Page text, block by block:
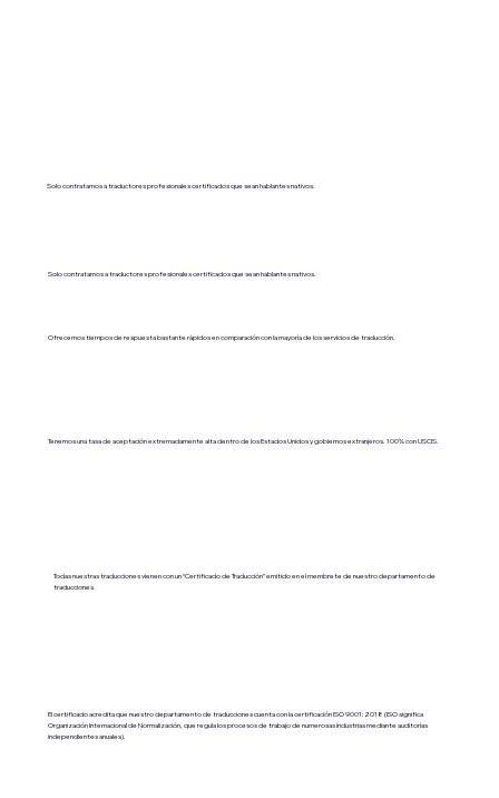
Solo contratamos a traductores profesionales certificados que sean hablantes nativos.
Solo contratamos a traductores profesionales certificados que sean hablantes nativos.
Ofrecemos tiempos de respuesta bastante rápidos en comparación con la mayoría de los servicios de traducción.
Tenemos una tasa de aceptación extremadamente alta dentro de los Estados Unidos y gobiernos extranjeros. 100% con USCIS.
Todas nuestras traducciones vienen con un “Certificado de Traducción” emitido en el membrete de nuestro departamento de
traducciones.
El certificado acredita que nuestro departamento de traducciones cuenta con la certificación ISO 9001:2018 (ISO significa
Organización Internacional de Normalización, que regula los procesos de trabajo de numerosas industrias mediante auditorías
independientes anuales).